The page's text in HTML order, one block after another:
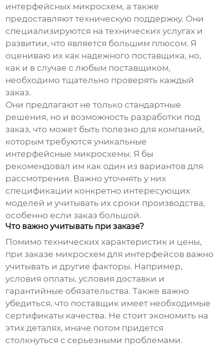
интерфейсных микросхем, а также
предоставляют техническую поддержку. Они
специализируются на технических услугах и
развитии, что является большим плюсом. Я
оцениваю их как надежного поставщика, но,
как и в случае с любым поставщиком,
необходимо тщательно проверять каждый
заказ.
Они предлагают не только стандартные
решения, но и возможность разработки под
заказ, что может быть полезно для компаний,
которым требуются уникальные
интерфейсные микросхемы. Я бы
рекомендовал им как один из вариантов для
рассмотрения. Важно уточнять у них
спецификации конкретно интересующих
моделей и учитывать их сроки производства,
особенно если заказ большой.
Что важно учитывать при заказе?
Помимо технических характеристик и цены,
при заказе микросхем для интерфейсов важно
учитывать и другие факторы. Например,
условия оплаты, условия доставки и
гарантийные обязательства. Также важно
убедиться, что поставщик имеет необходимые
сертификаты качества. Не стоит экономить на
этих деталях, иначе потом придется
столкнуться с серьезными проблемами.